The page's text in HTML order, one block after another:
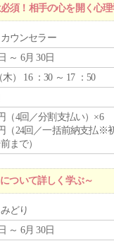
須！相手の心を開く心理
ウンセラー
～ 6月 30日
木） 16 ：30 ～ 17 ：50
（4回／分割支払い）×6
（24回／一括前納支払※
まで）
ついて詳しく学ぶ～
どり
～ 6月 30日